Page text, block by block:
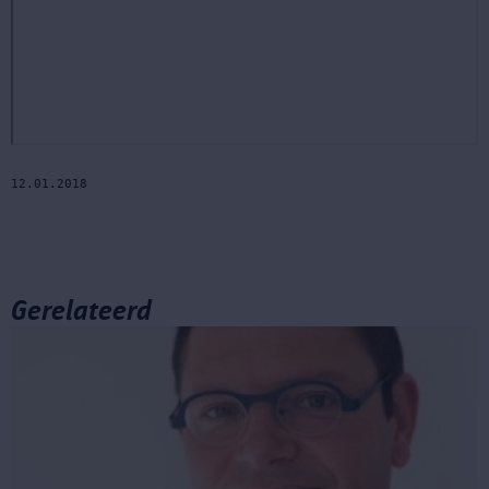
12.01.2018
Gerelateerd